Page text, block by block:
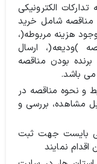
الکترونیکی
مناقصه شامل خرید
هزینه مربوطه(،
)ودیعه(، ارسال
بودن مناقصه
می باشد.
و نحوه مناقصه در
مشاهده، بررسی و
بایست جهت ثبت
نمایند